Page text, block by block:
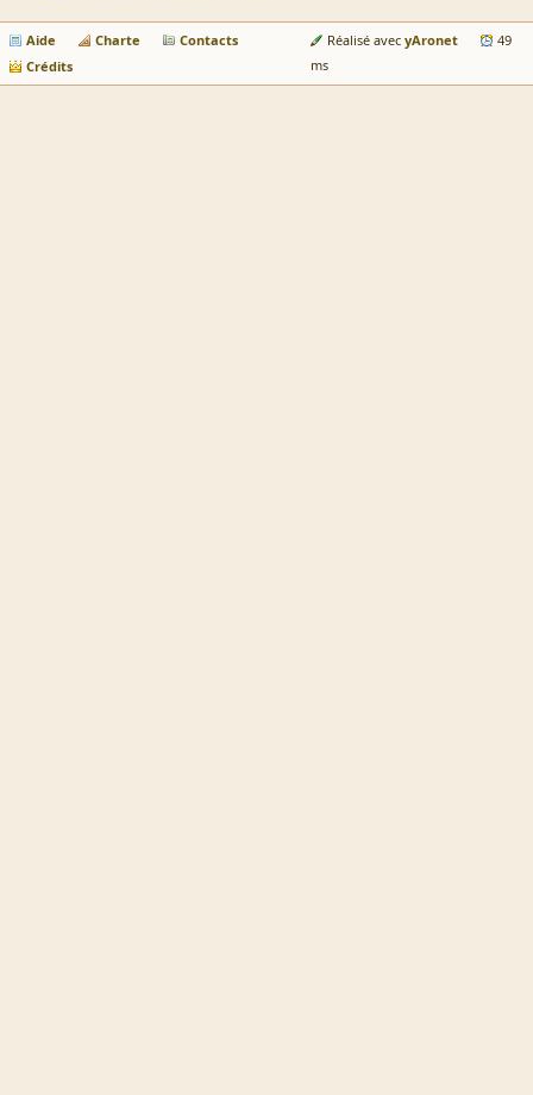
Aide Charte
Contacts
Crédits
Réalisé avec yAronet
49
ms